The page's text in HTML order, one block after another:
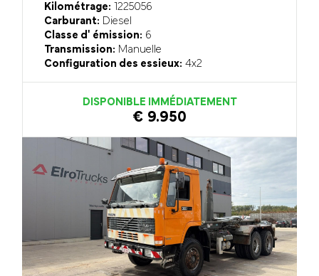
Kilométrage: 1225056
Carburant: Diesel
Classe d' émission: 6
Transmission: Manuelle
Configuration des essieux: 4x2
DISPONIBLE IMMÉDIATEMENT
€ 9.950